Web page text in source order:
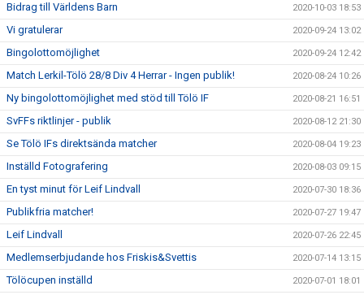
Bidrag till Världens Barn 2020-10-03 18:53
Vi gratulerar 2020-09-24 13:02
Bingolottomöjlighet 2020-09-24 12:42
Match Lerkil-Tölö 28/8 Div 4 Herrar - Ingen publik! 2020-08-24 10:26
Ny bingolottomöjlighet med stöd till Tölö IF 2020-08-21 16:51
SvFFs riktlinjer - publik 2020-08-12 21:30
Se Tölö IFs direktsända matcher 2020-08-04 19:23
Inställd Fotografering 2020-08-03 09:15
En tyst minut för Leif Lindvall 2020-07-30 18:36
Publikfria matcher! 2020-07-27 19:47
Leif Lindvall 2020-07-26 22:45
Medlemserbjudande hos Friskis&Svettis 2020-07-14 13:15
Tölöcupen inställd 2020-07-01 18:01